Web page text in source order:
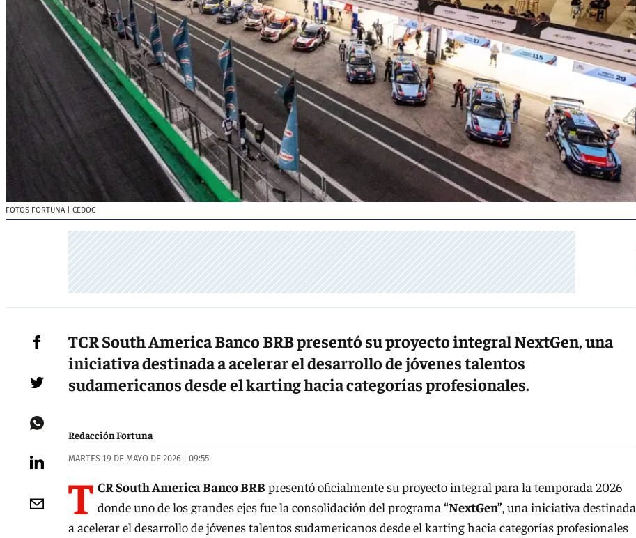
FOTOS FORTUNA| CEDOC
TCR South America Banco BRB presentó su proyecto integral NextGen, una
iniciativa destinada a acelerar el desarrollo de jóvenes talentos
sudamericanos desde el karting hacia categorías profesionales.
Redacción Fortuna
MARTES 19 DE MAYO DE 2026 | 09:55
T CR South America Banco BRB presentó oficialmente su proyecto integral para la temporada 2026
donde uno de los grandes ejes fue la consolidación del programa “NextGen”, una iniciativa destinada
a acelerar el desarrollo de jóvenes talentos sudamericanos desde el karting hacia categorías profesionales